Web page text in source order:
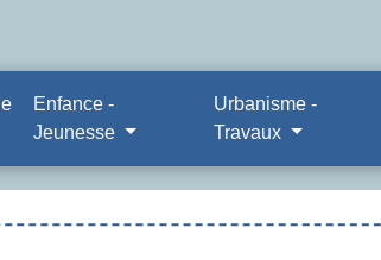
Enfance -
Jeunesse
Urbanisme -
Travaux